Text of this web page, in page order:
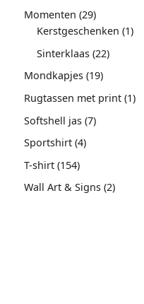
Momenten 2929
producten
Kerstgeschenken 11
Sinterklaas 2222
Mondkapjes 1919
producten
Rugtassen met print 11
Softshell jas 77
Sportshirt 44
T-shirt 154154
producten
Wall Art & Signs 22